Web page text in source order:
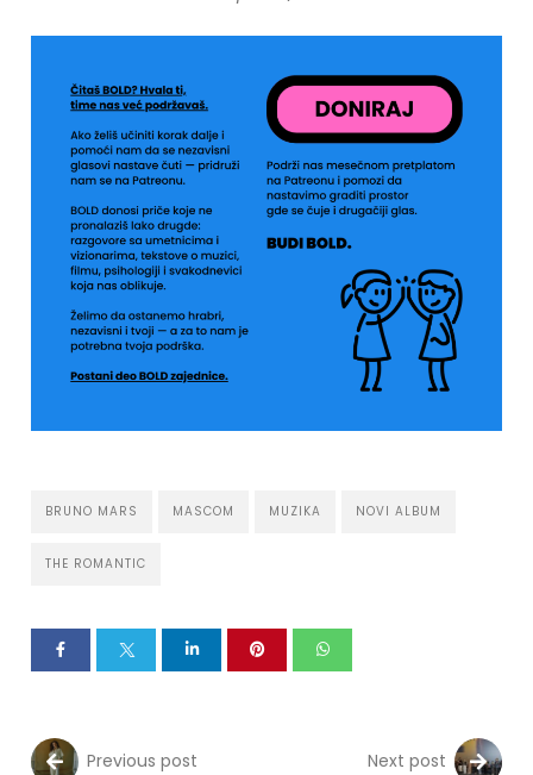
BRUNO MARS MASCOM MUZIKA NOVI ALBUM
THE ROMANTIC
Previous post Next post